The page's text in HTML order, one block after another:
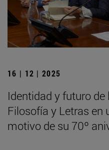
16 | 12 | 2025
Identidad y futuro
Filosofía y Letras en
motivo de su 70º